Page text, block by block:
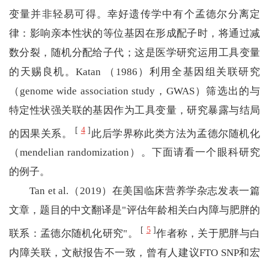
变量并非轻易可得。幸好遗传学中有个孟德尔分离定
律：影响亲本性状的等位基因在形成配子时，将通过减
数分裂，随机分配给子代；这是医学研究运用工具变量
的天赐良机。Katan （1986）利用全基因组关联研究
（genome wide association study，GWAS）筛选出的与
特定性状强关联的基因作为工具变量，研究暴露与结局
的因果关系。 [ 4 ]此后学界称此类方法为孟德尔随机化
（mendelian randomization）。下面请看一个眼科研究
的例子。
Tan et al.（2019）在美国临床营养学杂志发表一篇
文章，题目的中文翻译是"评估年龄相关白内障与肥胖的
联系：孟德尔随机化研究"。 [ 5 ]作者称，关于肥胖与白
内障关联，文献报告不一致，曾有人建议FTO SNP和宏